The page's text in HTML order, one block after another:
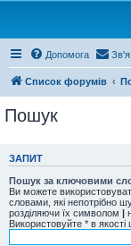
Допомога
Список форумів
Пошук
ЗАПИТ
Пошук за ключовими
Ви можете
словами, які непотрібно
розділяючи їх символом |
Використовуйте * в